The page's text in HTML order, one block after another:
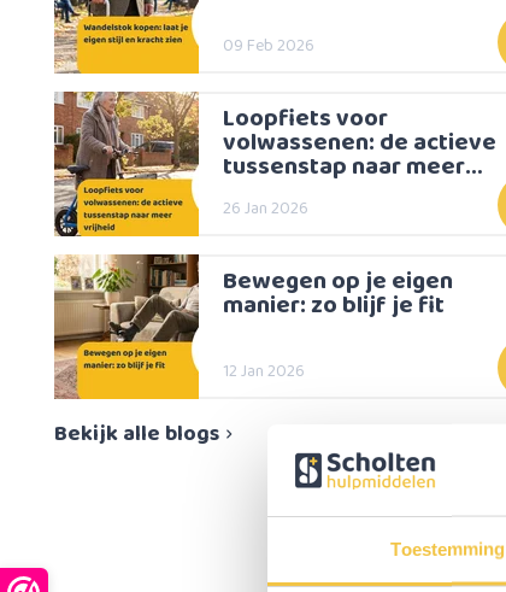
Toestemming
09 Feb 2026
Loopfiets voor
volwassenen: de actieve
tussenstap naar meer
26 Jan 2026
Bewegen op je eigen
manier: zo blijf je fit
12 Jan 2026
Bekijk alle blogs